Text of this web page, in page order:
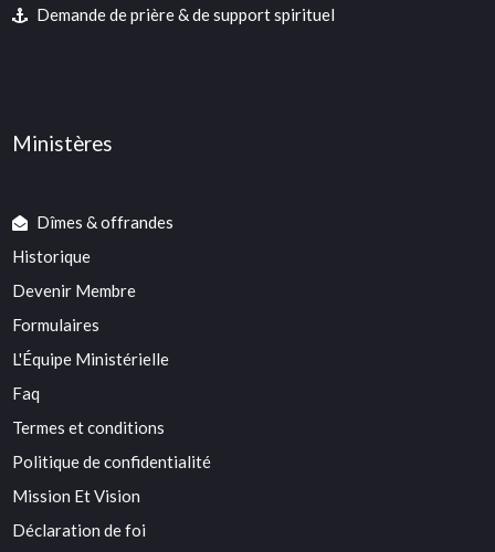
Demande de prière & de support spirituel
Ministères
Dîmes & offrandes
Historique
Devenir Membre
Formulaires
L'Équipe Ministérielle
Faq
Termes et conditions
Politique de confidentialité
Mission Et Vision
Déclaration de foi